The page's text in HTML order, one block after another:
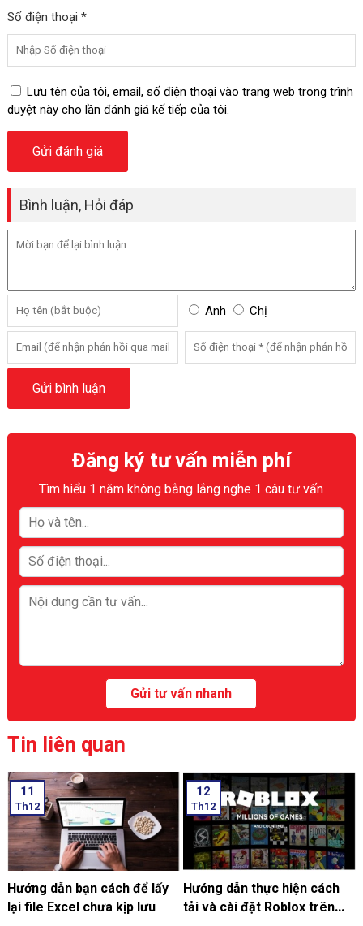
Số điện thoại *
Lưu tên của tôi, email, số điện thoại vào trang web trong trình
duyệt này cho lần đánh giá kế tiếp của tôi.
Bình luận, Hỏi đáp
Anh Chị
Đăng ký tư vấn miễn phí
Tìm hiểu 1 năm không bằng lắng nghe 1 câu tư vấn
Tin liên quan
11
Th12
Hướng dẫn bạn cách để lấy
lại file Excel chưa kịp lưu
12
Th12
Hướng dẫn thực hiện cách
tải và cài đặt Roblox trên